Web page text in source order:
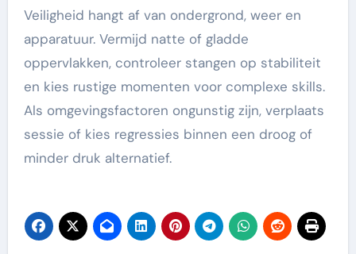
Veiligheid hangt af van ondergrond, weer en
apparatuur. Vermijd natte of gladde
oppervlakken, controleer stangen op stabiliteit
en kies rustige momenten voor complexe skills.
Als omgevingsfactoren ongunstig zijn, verplaats
sessie of kies regressies binnen een droog of
minder druk alternatief.